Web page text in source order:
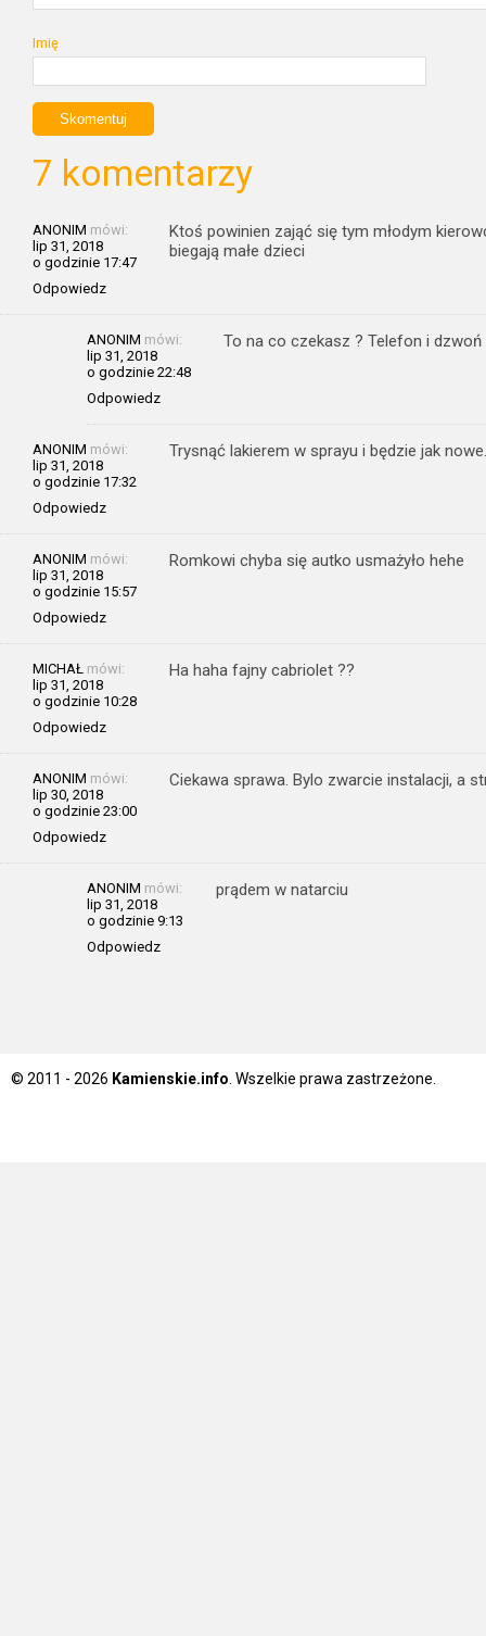
Imię
7 komentarzy
ANONIM mówi:
lip 31, 2018
o godzinie 17:47
Odpowiedz
Ktoś powinien zająć się tym młodym
biegają małe dzieci
ANONIM mówi:
lip 31, 2018
o godzinie 22:48
Odpowiedz
To na co czekasz ? Telefon i dzwoń
ANONIM mówi:
lip 31, 2018
o godzinie 17:32
Odpowiedz
Trysnąć lakierem w sprayu i będzie jak
ANONIM mówi:
lip 31, 2018
o godzinie 15:57
Odpowiedz
Romkowi chyba się autko usmażyło hehe
MICHAŁ mówi:
lip 31, 2018
o godzinie 10:28
Odpowiedz
Ha haha fajny cabriolet ??
ANONIM mówi:
lip 30, 2018
o godzinie 23:00
Odpowiedz
Ciekawa sprawa. Bylo zwarcie instalacji, a
ANONIM mówi:
lip 31, 2018
o godzinie 9:13
Odpowiedz
prądem w natarciu
© 2011 - 2026 Kamienskie.info . Wszelkie prawa zastrzeżone.